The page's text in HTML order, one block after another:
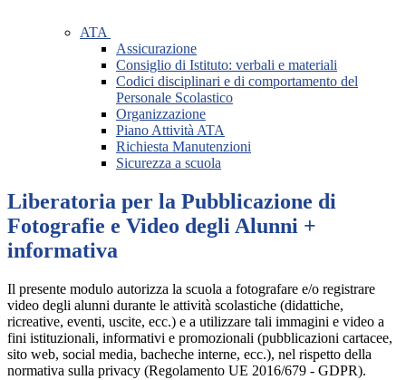
ATA
Assicurazione
Consiglio di Istituto: verbali e materiali
Codici disciplinari e di comportamento del
Personale Scolastico
Organizzazione
Piano Attività ATA
Richiesta Manutenzioni
Sicurezza a scuola
Liberatoria per la Pubblicazione di
Fotografie e Video degli Alunni +
informativa
Il presente modulo autorizza la scuola a fotografare e/o registrare
video degli alunni durante le attività scolastiche (didattiche,
ricreative, eventi, uscite, ecc.) e a utilizzare tali immagini e video a
fini istituzionali, informativi e promozionali (pubblicazioni cartacee,
sito web, social media, bacheche interne, ecc.), nel rispetto della
normativa sulla privacy (Regolamento UE 2016/679 - GDPR).